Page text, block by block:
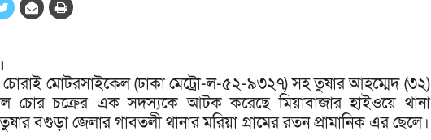
চোরাই মোটরসাইকেল (ঢাকা মেট্রো-ল-৫২-৯৩২৭) সহ তুষার আহম্মেদ (৩২)
চোর চক্রের এক সদস্যকে আটক করেছে মিয়াবাজার হাইওয়ে থানা
বগুড়া জেলার গাবতলী থানার মরিয়া গ্রামের রতন প্রামানিক এর ছেলে।